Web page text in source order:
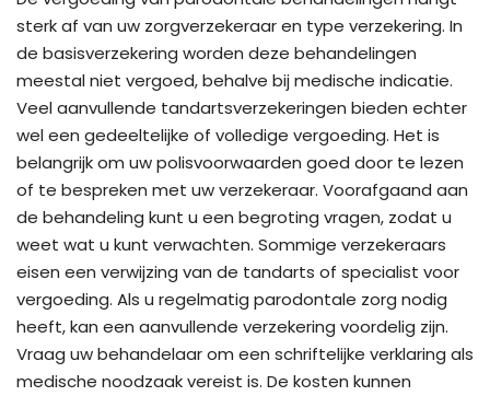
sterk af van uw zorgverzekeraar en type verzekering. In
de basisverzekering worden deze behandelingen
meestal niet vergoed, behalve bij medische indicatie.
Veel aanvullende tandartsverzekeringen bieden echter
wel een gedeeltelijke of volledige vergoeding. Het is
belangrijk om uw polisvoorwaarden goed door te lezen
of te bespreken met uw verzekeraar. Voorafgaand aan
de behandeling kunt u een begroting vragen, zodat u
weet wat u kunt verwachten. Sommige verzekeraars
eisen een verwijzing van de tandarts of specialist voor
vergoeding. Als u regelmatig parodontale zorg nodig
heeft, kan een aanvullende verzekering voordelig zijn.
Vraag uw behandelaar om een schriftelijke verklaring als
medische noodzaak vereist is. De kosten kunnen